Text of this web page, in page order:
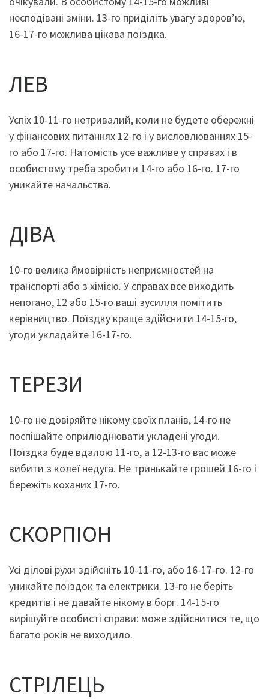
несподівані зміни. 13-го приділіть увагу здоров’ю,
16-17-го можлива цікава поїздка.
ЛЕВ
Успіх 10-11-го нетривалий, коли не будете обережні
у фінансових питаннях 12-го і у висловлюваннях 15-
го або 17-го. Натомість усе важливе у справах і в
особистому треба зробити 14-го або 16-го. 17-го
уникайте начальства.
ДІВА
10-го велика ймовірність неприємностей на
транспорті або з хімією. У справах все виходить
непогано, 12 або 15-го ваші зусилля помітить
керівництво. Поїздку краще здійснити 14-15-го,
угоди укладайте 16-17-го.
ТЕРЕЗИ
10-го не довіряйте нікому своїх планів, 14-го не
поспішайте оприлюднювати укладені угоди.
Поїздка буде вдалою 11-го, а 12-13-го вас може
вибити з колеї недуга. Не тринькайте грошей 16-го і
бережіть коханих 17-го.
СКОРПІОН
Усі ділові рухи здійсніть 10-11-го, або 16-17-го. 12-го
уникайте поїздок та електрики. 13-го не беріть
кредитів і не давайте нікому в борг. 14-15-го
вирішуйте особисті справи: може здійснитися те, що
багато років не виходило.
СТРІЛЕЦЬ